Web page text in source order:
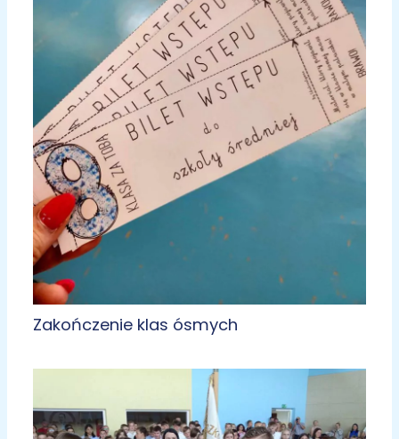
Zakończenie klas ósmych